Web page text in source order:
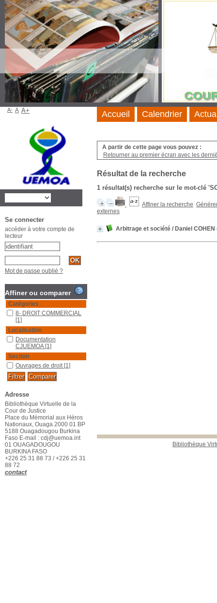
A partir de cette page vous pouvez :
Retourner au premier écran avec les
Résultat de la recherche
1 résultat(s) recherche sur le mot-clé
Affiner la recherche
externes
Arbitrage et société / Daniel COHEN
Bibliothèque
Accueil Calendrier
A- A A+
Se connecter
accéder à votre compte de
lecteur
Mot de passe oublié ?
Affiner ou comparer
Catégories
8- DROIT COMMERCIAL
[1]
Localisation
Documentation
CJUEMOA [1]
Section
Ouvrages de droit [1]
Adresse
Bibliothèque Virtuelle de la
Cour de Justice
Place du Mémorial aux Héros
Nationaux, Ouaga 2000 01 BP
5188 Ouagadougou Burkina
Faso E-mail : cdj@uemoa.int
01 OUAGADOUGOU
BURKINA FASO
+226 25 31 88 73 / +226 25 31
88 72
contact